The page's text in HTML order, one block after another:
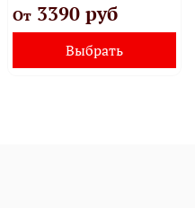
От3390 руб
Выбрать